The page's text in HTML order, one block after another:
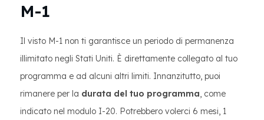
M-1
Il visto M-1 non ti garantisce un periodo di permanenza
illimitato negli Stati Uniti. È direttamente collegato al tuo
programma e ad alcuni altri limiti. Innanzitutto, puoi
rimanere per la durata del tuo programma, come
indicato nel modulo I-20. Potrebbero volerci 6 mesi, 1